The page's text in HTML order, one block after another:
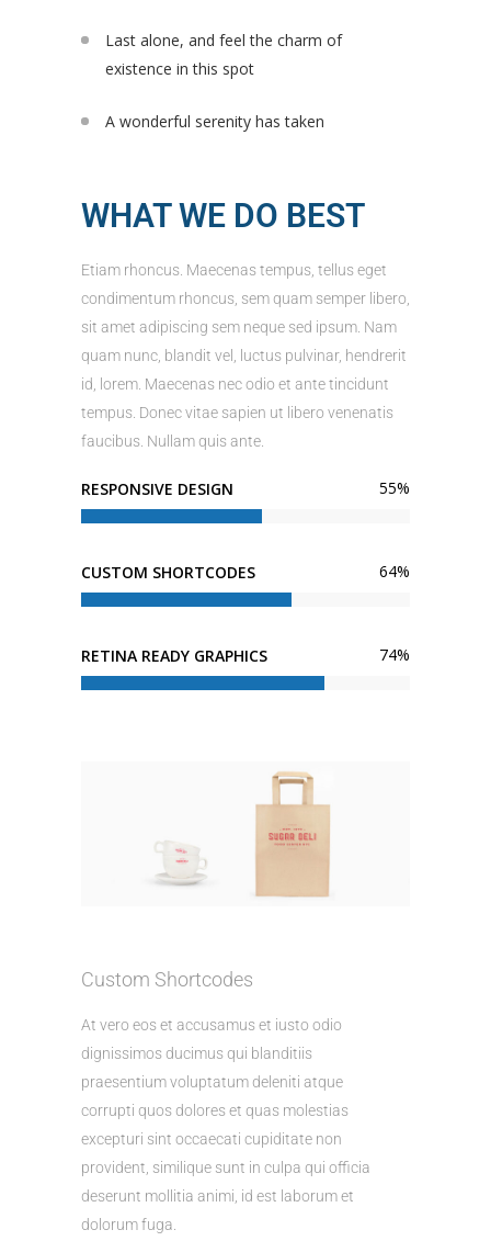
Last alone, and feel the charm of
existence in this spot
A wonderful serenity has taken
WHAT WE DO BEST
Etiam rhoncus. Maecenas tempus, tellus eget
condimentum rhoncus, sem quam semper libero,
sit amet adipiscing sem neque sed ipsum. Nam
quam nunc, blandit vel, luctus pulvinar, hendrerit
id, lorem. Maecenas nec odio et ante tincidunt
tempus. Donec vitae sapien ut libero venenatis
faucibus. Nullam quis ante.
RESPONSIVE DESIGN 55%
CUSTOM SHORTCODES 64%
RETINA READY GRAPHICS 74%
Custom Shortcodes
At vero eos et accusamus et iusto odio
dignissimos ducimus qui blanditiis
praesentium voluptatum deleniti atque
corrupti quos dolores et quas molestias
excepturi sint occaecati cupiditate non
provident, similique sunt in culpa qui officia
deserunt mollitia animi, id est laborum et
dolorum fuga.